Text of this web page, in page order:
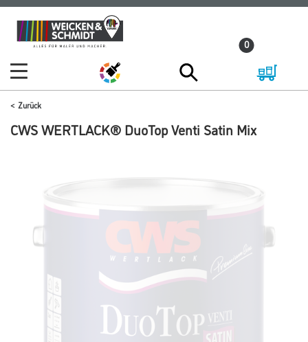
Zum
Inhalt
Zum
Navigationsmenü
0
Zurück
CWS WERTLACK® DuoTop Venti Satin Mix